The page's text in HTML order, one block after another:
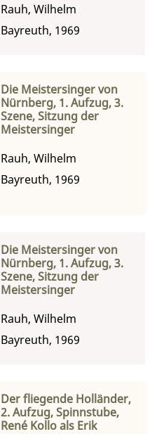
Rauh, Wilhelm
Bayreuth, 1969
Die Meistersinger von
Nürnberg, 1. Aufzug, 3.
Szene, Sitzung der
Meistersinger
Rauh, Wilhelm
Bayreuth, 1969
Die Meistersinger von
Nürnberg, 1. Aufzug, 3.
Szene, Sitzung der
Meistersinger
Rauh, Wilhelm
Bayreuth, 1969
Der fliegende Holländer,
2. Aufzug, Spinnstube,
René Kollo als Erik